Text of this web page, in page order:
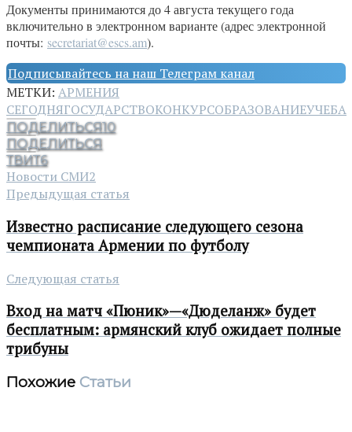
Документы принимаются до 4 августа текущего года
включительно в электронном варианте (адрес электронной
почты: secretariat@escs.am).
Подписывайтесь на наш Телеграм канал
МЕТКИ: АРМЕНИЯ
СЕГОДНЯГОСУДАРСТВОКОНКУРСОБРАЗОВАНИЕУЧЕБА
ПОДЕЛИТЬСЯ10
ПОДЕЛИТЬСЯ
ТВИТ6
Новости СМИ2
Предыдущая статья
Известно расписание следующего сезона
чемпионата Армении по футболу
Следующая статья
Вход на матч «Пюник»—«Дюделанж» будет
бесплатным: армянский клуб ожидает полные
трибуны
Похожие Статьи